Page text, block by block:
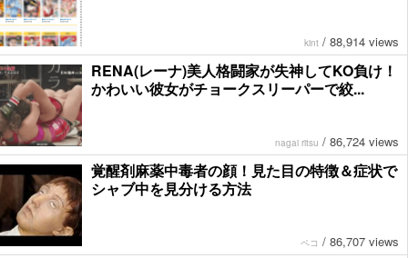
kint / 88,914 views
RENA(レーナ)美人格闘家が失神してKO負け！
かわいい彼女がチョークスリーパーで絞...
nagai ritsu / 86,724 views
覚醒剤麻薬中毒者の顔！見た目の特徴＆症状で
シャブ中を見分ける方法
ペコ / 86,707 views